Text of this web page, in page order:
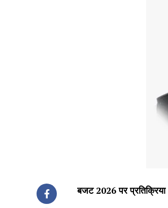
बजट 2026 पर प्रतिक्रिया